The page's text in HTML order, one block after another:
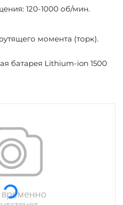
120-1000 об/мин.
момента (торк).
батарея Lithium-ion 1500